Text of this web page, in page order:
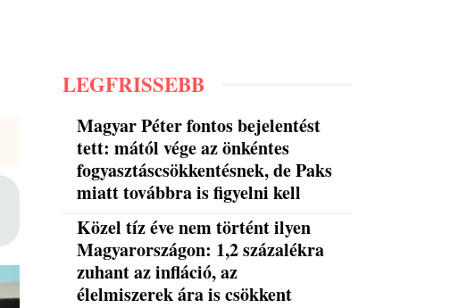
LEGFRISSEBB
Magyar Péter fontos bejelentést
tett: mától vége az önkéntes
fogyasztáscsökkentésnek, de Paks
miatt továbbra is figyelni kell
Közel tíz éve nem történt ilyen
Magyarországon: 1,2 százalékra
zuhant az infláció, az
élelmiszerek ára is csökkent